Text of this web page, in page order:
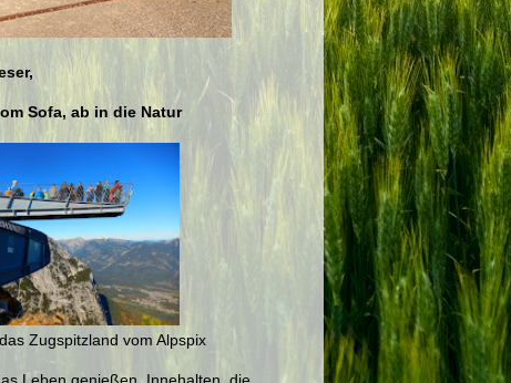
Sofa, ab in die Natur
Zugspitzland vom Alpspix